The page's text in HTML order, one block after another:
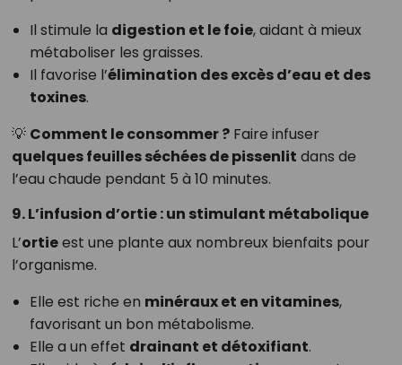
Il stimule la digestion et le foie, aidant à mieux
métaboliser les graisses.
Il favorise l’élimination des excès d’eau et des
toxines.
💡 Comment le consommer ?Faire infuser
quelques feuilles séchées de pissenlit dans de
l’eau chaude pendant 5 à 10 minutes.
9. L’infusion d’ortie : un stimulant métabolique
L’ortieest une plante aux nombreux bienfaits pour
l’organisme.
Elle est riche en minéraux et en vitamines,
favorisant un bon métabolisme.
Elle a un effet drainant et détoxifiant.